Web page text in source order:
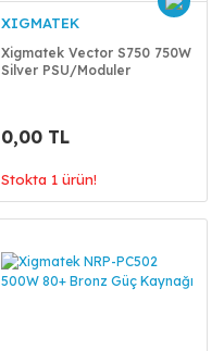
XIGMATEK
Xigmatek Vector S750 750W
Silver PSU/Moduler
0,00 TL
Stokta 1 ürün!